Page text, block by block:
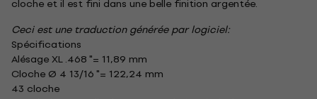
cloche et il est fini dans une belle finition argentée.
Ceci est une traduction générée par logiciel:
Spécifications
Alésage XL .468 "= 11,89 mm
Cloche Ø 4 13/16 "= 122,24 mm
43 cloche